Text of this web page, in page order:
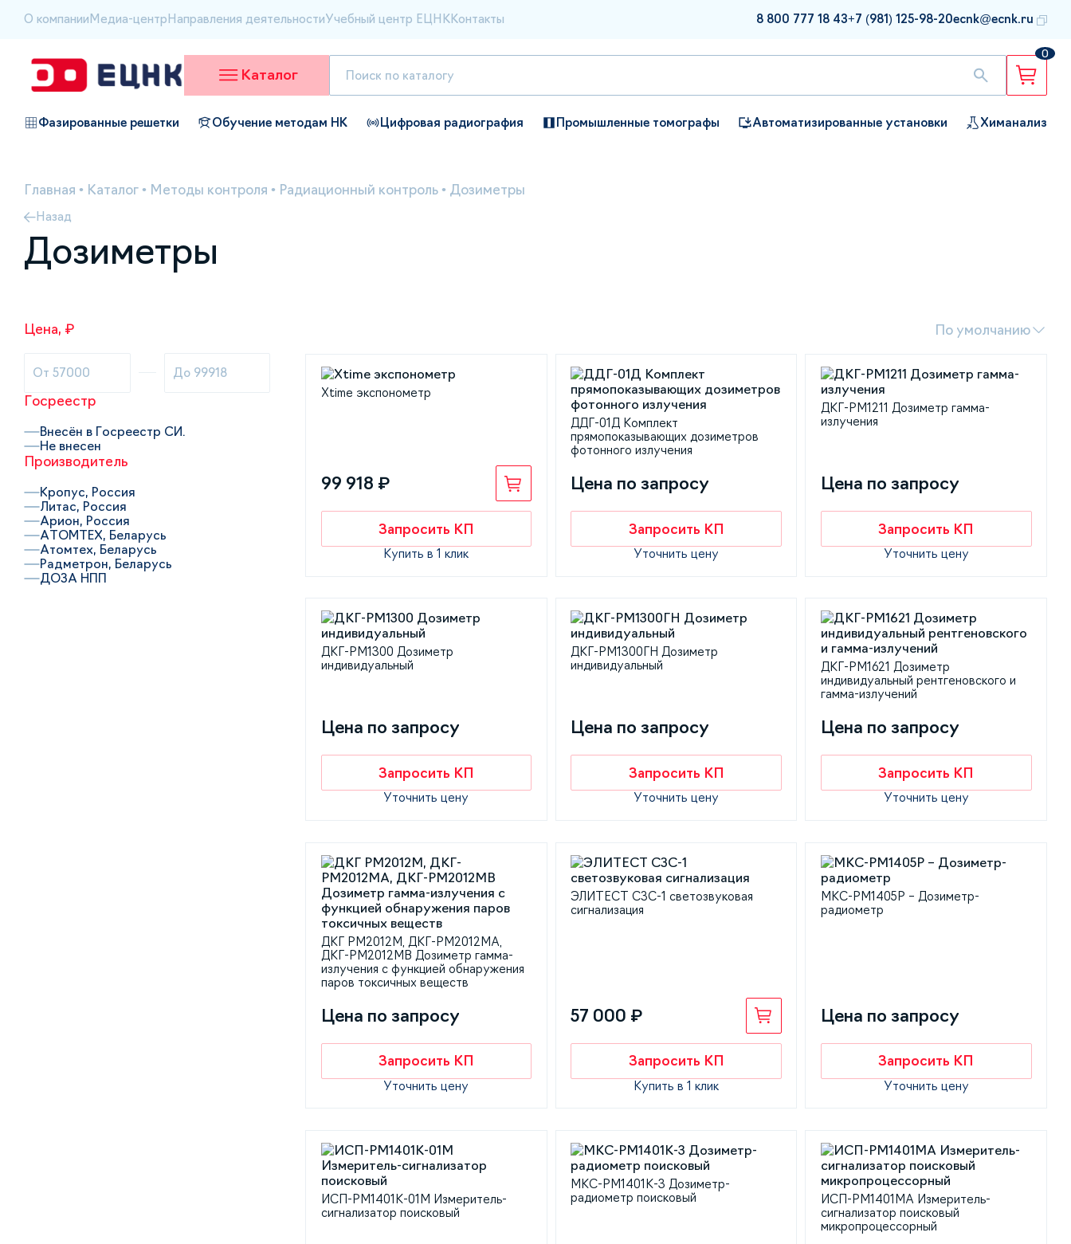
О компании Медиа-центр Направления деятельностиУчебный центр ЕЦНК Контакты 8 800 777 18 43+7 (981) 125-98-20ecnk@ecnk.ru
Каталог
0
Фазированные решетки Обучение методам НК Цифровая радиография Промышленные томографы Автоматизированные установки Химанализ
Главная • Каталог • Методы контроля • Радиационный контроль • Дозиметры
Назад
Дозиметры
Цена, ₽
Госреестр
Внесён в Госреестр СИ.
Не внесен
Производитель
Кропус, Россия
Литас, Россия
Арион, Россия
АТОМТЕХ, Беларусь
Атомтех, Беларусь
Радметрон, Беларусь
ДОЗА НПП
По умолчанию
Xtime экспонометр
99 918 ₽
Запросить КП
Купить в 1 клик
ДДГ-01Д Комплект
прямопоказывающих дозиметров
фотонного излучения
Цена по запросу
Запросить КП
Уточнить цену
ДКГ-РМ1211 Дозиметр гамма-
излучения
Цена по запросу
Запросить КП
Уточнить цену
ДКГ-PM1300 Дозиметр
индивидуальный
Цена по запросу
Запросить КП
Уточнить цену
ДКГ-РМ1300ГН Дозиметр
индивидуальный
Цена по запросу
Запросить КП
Уточнить цену
ДКГ-PM1621 Дозиметр
индивидуальный рентгеновского и
гамма-излучений
Цена по запросу
Запросить КП
Уточнить цену
ДКГ РМ2012М, ДКГ-РМ2012МА,
ДКГ-РМ2012МB Дозиметр гамма-
излучения с функцией обнаружения
паров токсичных веществ
Цена по запросу
Запросить КП
Уточнить цену
ЭЛИТЕСТ СЗС-1 светозвуковая
сигнализация
57 000 ₽
Запросить КП
Купить в 1 клик
МКС-РМ1405Р – Дозиметр-
радиометр
Цена по запросу
Запросить КП
Уточнить цену
ИСП-PM1401K-01М Измеритель-
сигнализатор поисковый
МКС-РМ1401К-3 Дозиметр-
радиометр поисковый
ИСП-РМ1401МА Измеритель-
сигнализатор поисковый
микропроцессорный